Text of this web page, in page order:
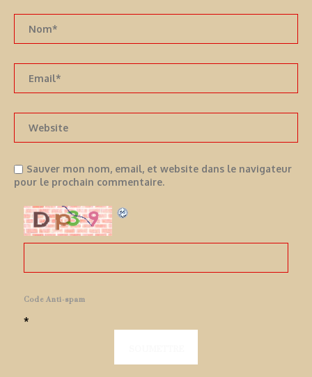
Sauver mon nom, email, et website dans le navigateur
pour le prochain commentaire.
Code Anti-spam
*